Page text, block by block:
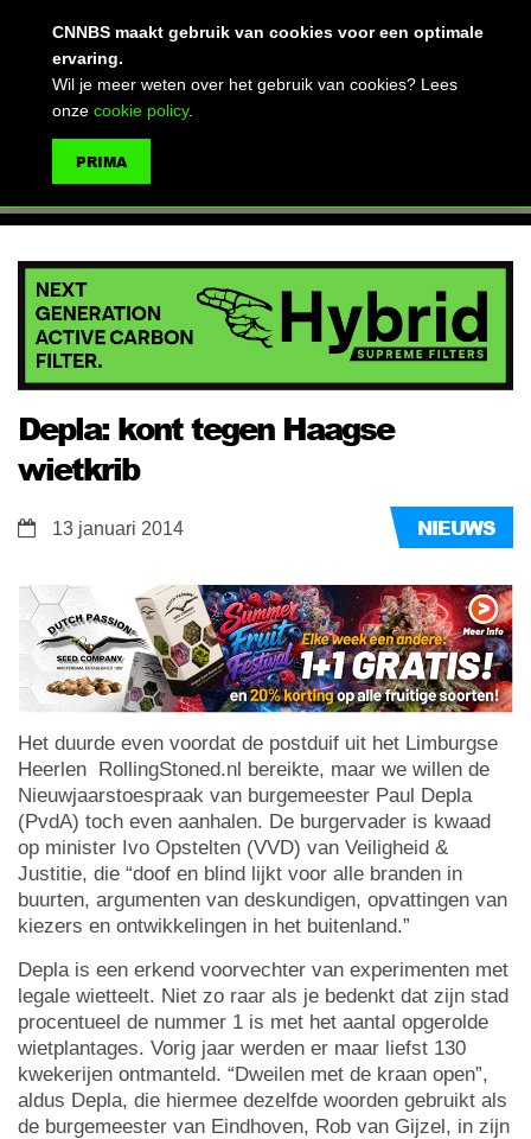
Depla: kont tegen Haagse
wietkrib
NIEUWS
13 januari 2014
Het duurde even voordat de postduif uit het Limburgse
Heerlen RollingStoned.nl bereikte, maar we willen de
Nieuwjaarstoespraak van burgemeester Paul Depla
(PvdA) toch even aanhalen. De burgervader is kwaad
op minister Ivo Opstelten (VVD) van Veiligheid &
Justitie, die “doof en blind lijkt voor alle branden in
buurten, argumenten van deskundigen, opvattingen van
kiezers en ontwikkelingen in het buitenland.”
Depla is een erkend voorvechter van experimenten met
legale wietteelt. Niet zo raar als je bedenkt dat zijn stad
procentueel de nummer 1 is met het aantal opgerolde
wietplantages. Vorig jaar werden er maar liefst 130
kwekerijen ontmanteld. “Dweilen met de kraan open”,
aldus Depla, die hiermee dezelfde woorden gebruikt als
de burgemeester van Eindhoven, Rob van Gijzel, in zijn
CNNBS maakt gebruik van cookies voor een optimale
ervaring.
Wil je meer weten over het gebruik van cookies? Lees
onze cookie policy.
PRIMA